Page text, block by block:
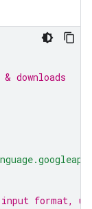
downloads
format,